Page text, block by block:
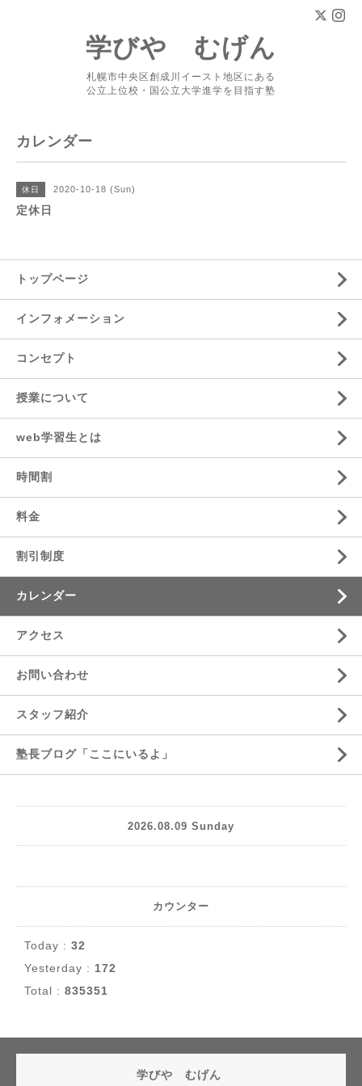
学びや むげん
札幌市中央区創成川イースト地区にある
公立上位校・国公立大学進学を目指す塾
カレンダー
休日 2020-10-18 (Sun)
定休日
トップページ
インフォメーション
コンセプト
授業について
web学習生とは
時間割
料金
割引制度
カレンダー
アクセス
お問い合わせ
スタッフ紹介
塾長ブログ「ここにいるよ」
2026.08.09 Sunday
カウンター
Today : 32
Yesterday : 172
Total : 835351
学びや むげん